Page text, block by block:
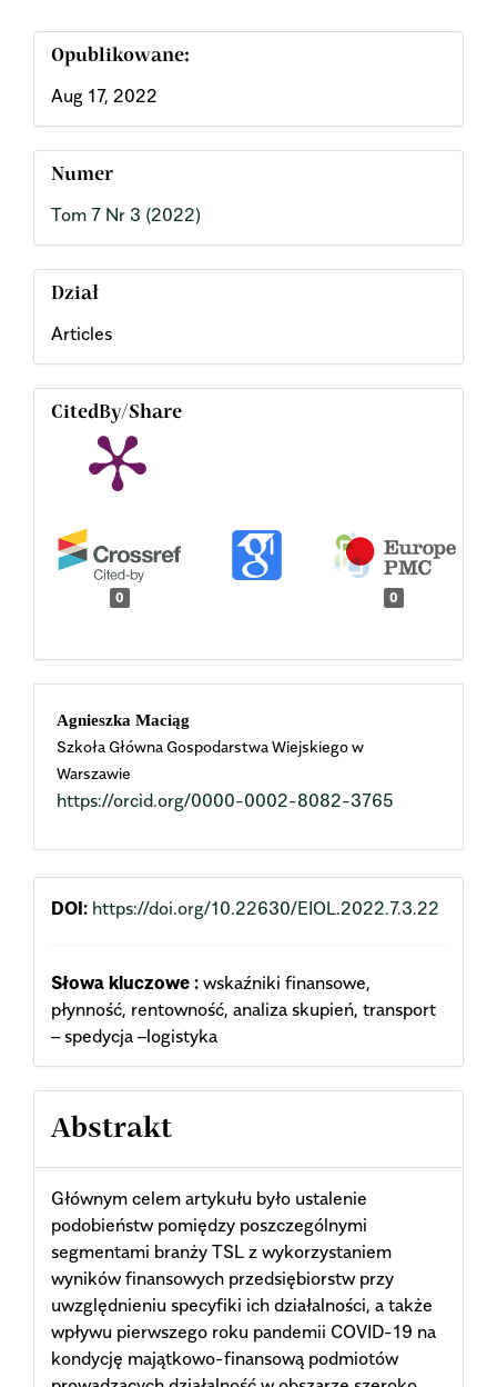
Opublikowane:
Aug 17, 2022
Numer
Tom 7 Nr 3 (2022)
Dział
Articles
CitedBy/Share
0 0
Main
Article
Content
Agnieszka Maciąg
Szkoła Główna Gospodarstwa Wiejskiego w
Warszawie
https://orcid.org/0000-0002-8082-3765
DOI: https://doi.org/10.22630/EIOL.2022.7.3.22
Słowa kluczowe : wskaźniki finansowe,
płynność, rentowność, analiza skupień, transport
– spedycja –logistyka
Abstrakt
Głównym celem artykułu było ustalenie
podobieństw pomiędzy poszczególnymi
segmentami branży TSL z wykorzystaniem
wyników finansowych przedsiębiorstw przy
uwzględnieniu specyfiki ich działalności, a także
wpływu pierwszego roku pandemii COVID-19 na
kondycję majątkowo-finansową podmiotów